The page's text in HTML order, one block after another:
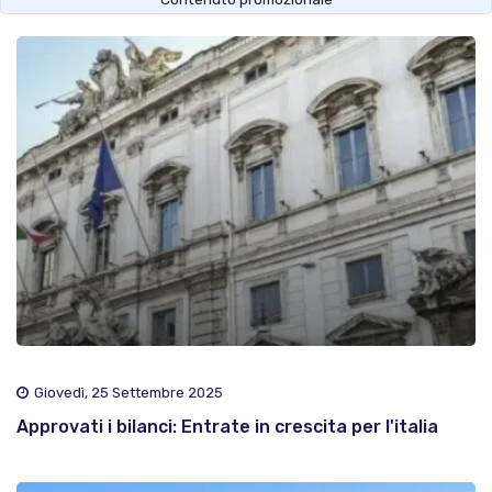
Giovedì, 25 Settembre 2025
Approvati i bilanci: Entrate in crescita per l'italia